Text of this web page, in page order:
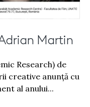
Martin
Research) de
creative anunță cu
al anului...